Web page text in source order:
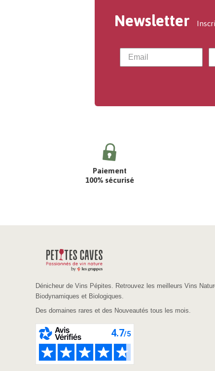
Newsletter
Paiement
100% sécurisé
Dénicheur de Vins Pépites. Retrouvez les meilleurs Vins
Biodynamiques et Biologiques.
Des domaines rares et des Nouveautés tous les mois.